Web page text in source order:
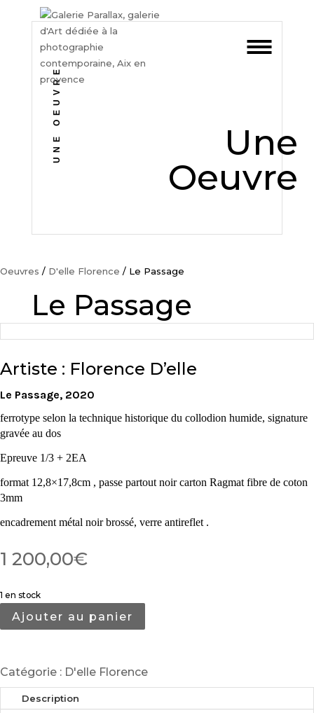
UNE OEUVRE
Une
Oeuvre
Oeuvres / D'elle Florence / Le Passage
Le Passage
Artiste : Florence D’elle
Le Passage, 2020
ferrotype selon la technique historique du collodion humide, signature
gravée au dos
Epreuve 1/3 + 2EA
format 12,8×17,8cm , passe partout noir carton Ragmat fibre de coton
3mm
encadrement métal noir brossé, verre antireflet .
1 200,00€
1 en stock
Ajouter au panier
Catégorie : D'elle Florence
Description